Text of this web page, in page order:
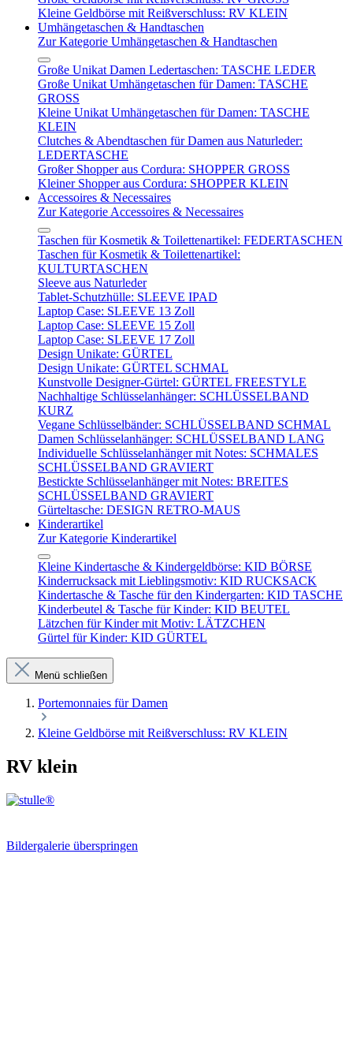
Kleine Geldbörse mit Reißverschluss: RV KLEIN
Umhängetaschen & Handtaschen
Zur Kategorie Umhängetaschen & Handtaschen
Große Unikat Damen Ledertaschen: TASCHE LEDER
Große Unikat Umhängetaschen für Damen: TASCHE
GROSS
Kleine Unikat Umhängetaschen für Damen: TASCHE
KLEIN
Clutches & Abendtaschen für Damen aus Naturleder:
LEDERTASCHE
Großer Shopper aus Cordura: SHOPPER GROSS
Kleiner Shopper aus Cordura: SHOPPER KLEIN
Accessoires & Necessaires
Zur Kategorie Accessoires & Necessaires
Taschen für Kosmetik & Toilettenartikel: FEDERTASCHEN
Taschen für Kosmetik & Toilettenartikel:
KULTURTASCHEN
Sleeve aus Naturleder
Tablet-Schutzhülle: SLEEVE IPAD
Laptop Case: SLEEVE 13 Zoll
Laptop Case: SLEEVE 15 Zoll
Laptop Case: SLEEVE 17 Zoll
Design Unikate: GÜRTEL
Design Unikate: GÜRTEL SCHMAL
Kunstvolle Designer-Gürtel: GÜRTEL FREESTYLE
Nachhaltige Schlüsselanhänger: SCHLÜSSELBAND
KURZ
Vegane Schlüsselbänder: SCHLÜSSELBAND SCHMAL
Damen Schlüsselanhänger: SCHLÜSSELBAND LANG
Individuelle Schlüsselanhänger mit Notes: SCHMALES
SCHLÜSSELBAND GRAVIERT
Bestickte Schlüsselanhänger mit Notes: BREITES
SCHLÜSSELBAND GRAVIERT
Gürteltasche: DESIGN RETRO-MAUS
Kinderartikel
Zur Kategorie Kinderartikel
Kleine Kindertasche & Kindergeldbörse: KID BÖRSE
Kinderrucksack mit Lieblingsmotiv: KID RUCKSACK
Kindertasche & Tasche für den Kindergarten: KID TASCHE
Kinderbeutel & Tasche für Kinder: KID BEUTEL
Lätzchen für Kinder mit Motiv: LÄTZCHEN
Gürtel für Kinder: KID GÜRTEL
Menü schließen
Portemonnaies für Damen
Kleine Geldbörse mit Reißverschluss: RV KLEIN
RV klein
Bildergalerie überspringen